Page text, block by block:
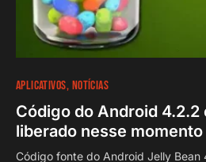
APLICATIVOS NOTÍCIAS
Código do Android 4.2.2
liberado nesse momento
Código fonte do Android Jelly